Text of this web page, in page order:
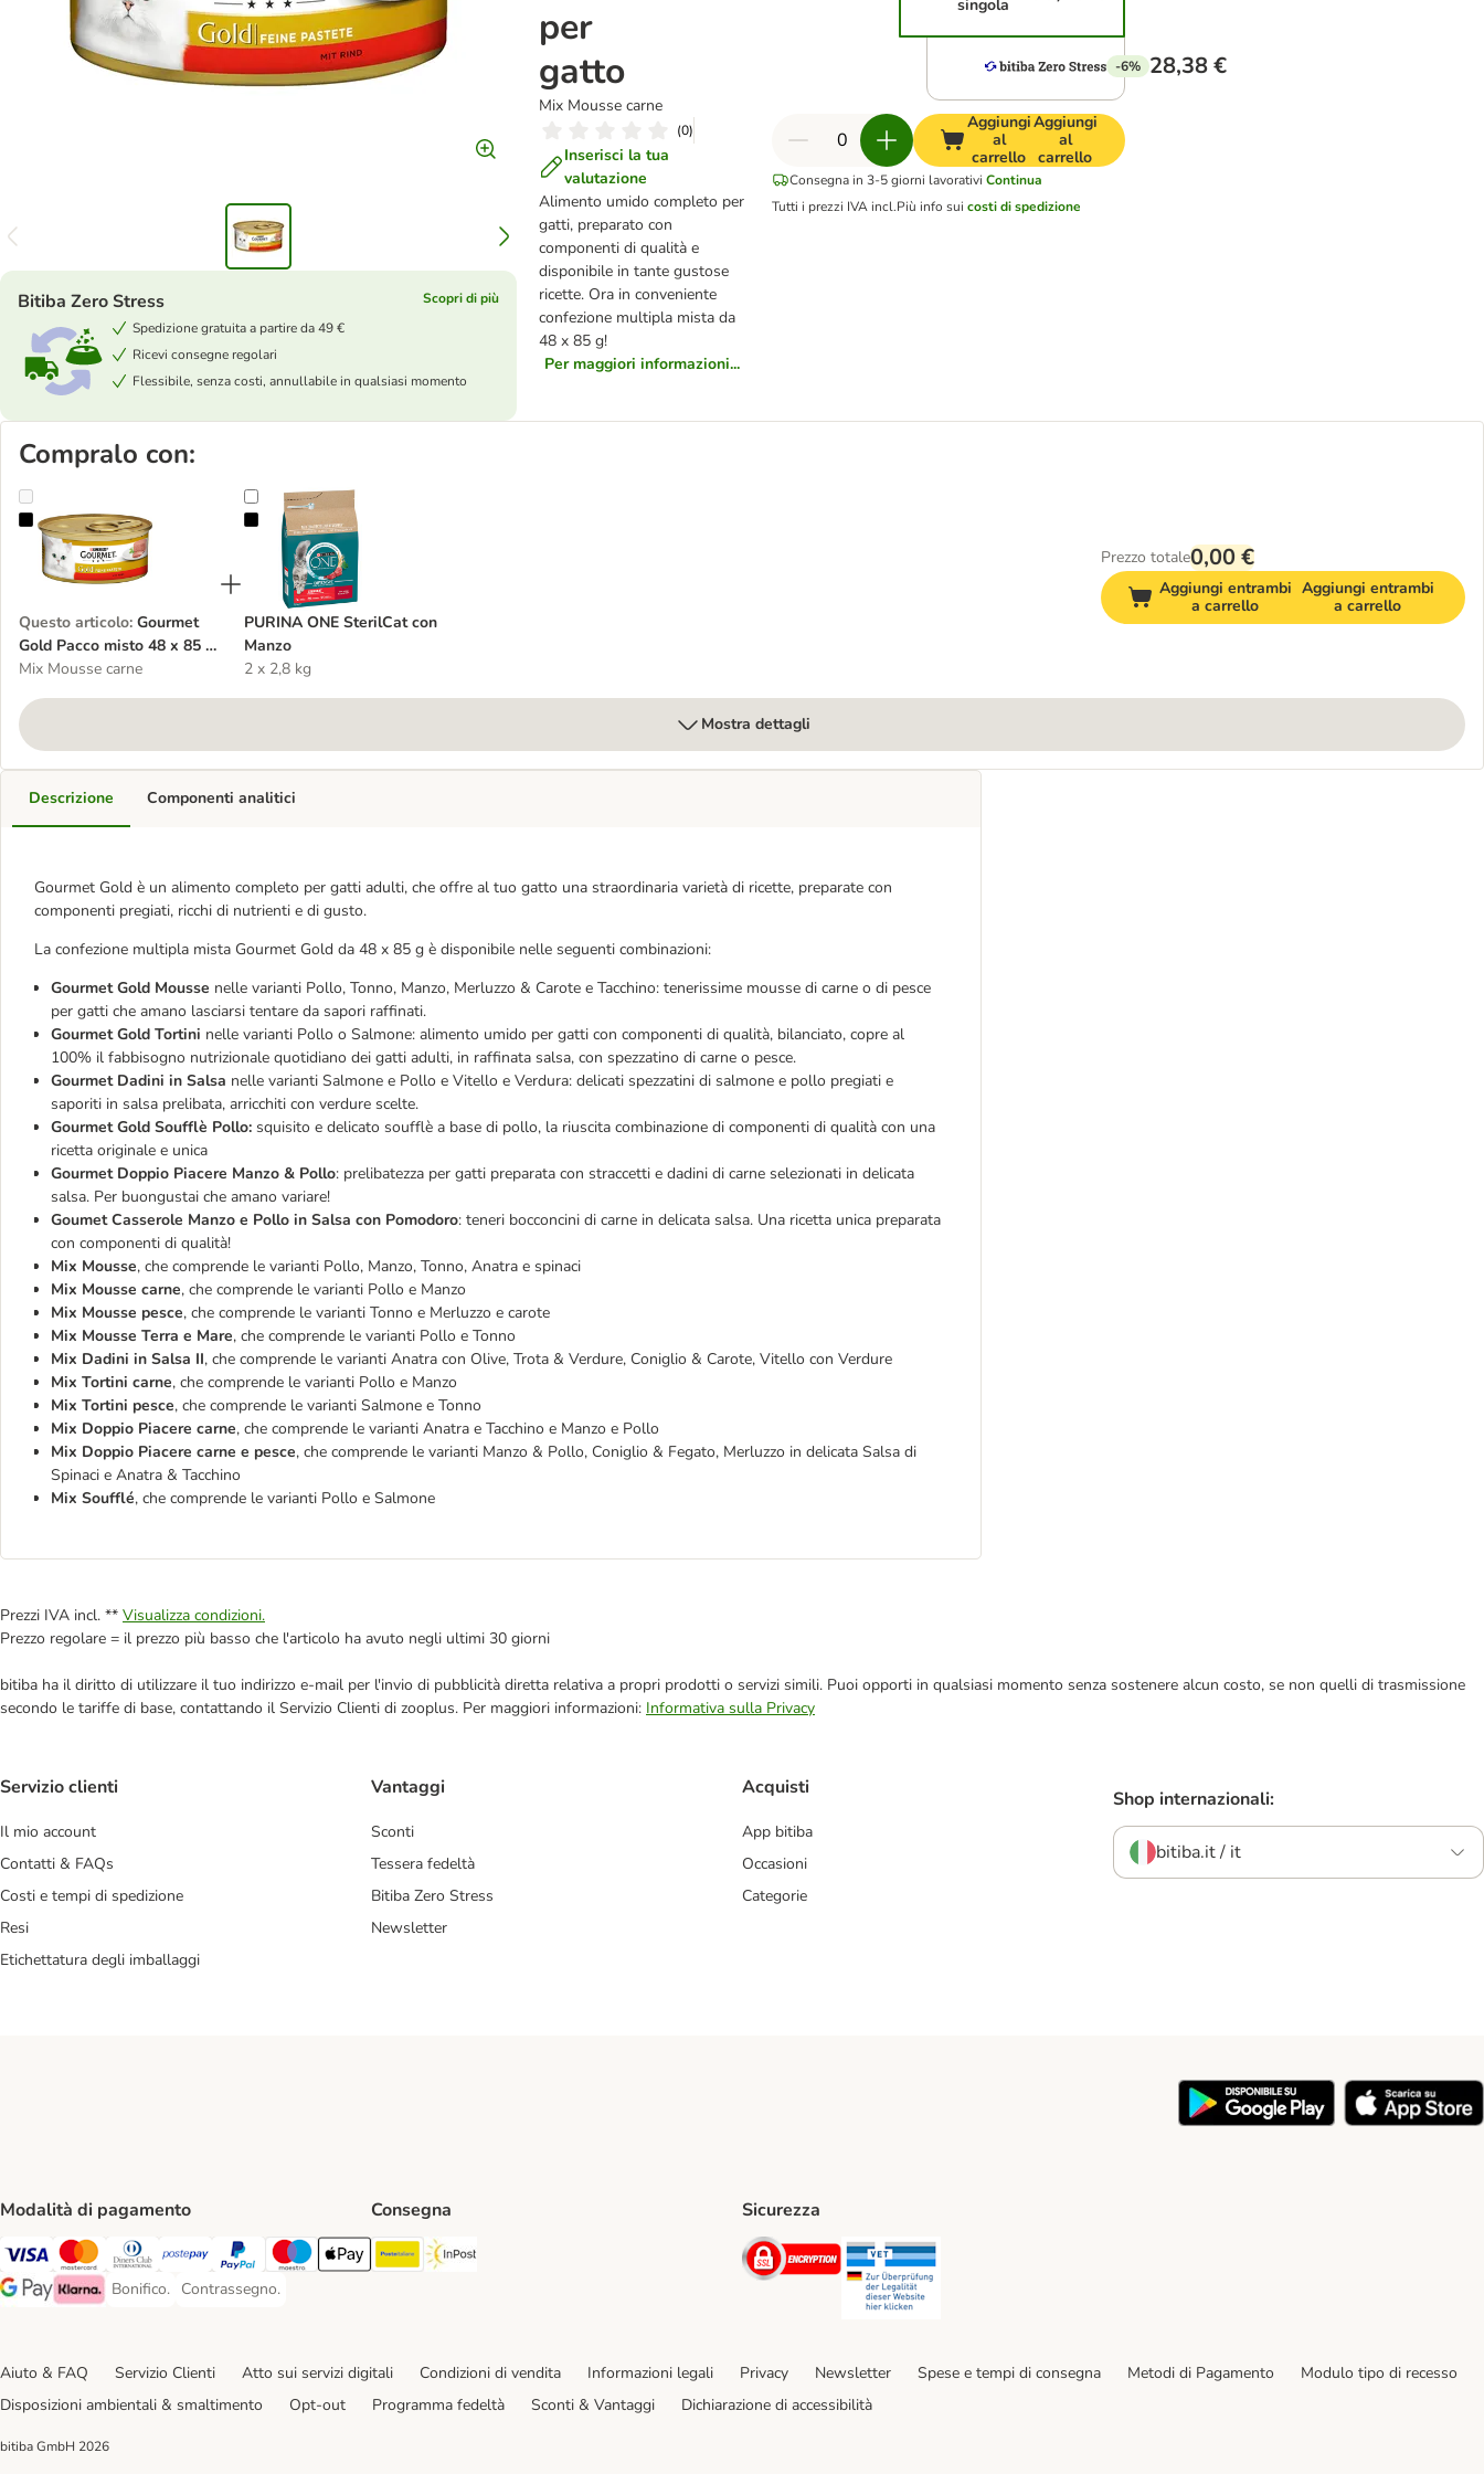
per
gatto
Mix Mousse carne
(0)
Inserisci la tua
valutazione
Alimento umido completo per
gatti, preparato con
componenti di qualità e
disponibile in tante gustose
ricette. Ora in conveniente
confezione multipla mista da
48 x 85 g!
Per maggiori informazioni...
Bitiba Zero Stress
Scopri di più
Spedizione gratuita a partire da 49 €
Ricevi consegne regolari
Flessibile, senza costi, annullabile in qualsiasi momento
singola
-6% 28,38 €
Aggiungi
al
carrello
Aggiungi
al
carrello
Consegna in 3-5 giorni lavorativi Continua
Tutti i prezzi IVA incl.Più info sui costi di spedizione
Compralo con:
Gourmet Gold Pacco misto 48 x 85 g Umido per gatto
Questo articolo: Gourmet
Gold Pacco misto 48 x 85 g
Umido per gatto
Mix Mousse carne
PURINA ONE SterilCat con Manzo
PURINA ONE SterilCat con
Manzo
2 x 2,8 kg
Prezzo totale0,00 €
Aggiungi entrambi
a carrello
Aggiungi entrambi
a carrello
Mostra dettagli
Descrizione
Gourmet Gold è un alimento completo per gatti adulti, che offre al tuo gatto una straordinaria varietà di ricette, preparate con
componenti pregiati, ricchi di nutrienti e di gusto.
La confezione multipla mista Gourmet Gold da 48 x 85 g è disponibile nelle seguenti combinazioni:
Gourmet Gold Mousse nelle varianti Pollo, Tonno, Manzo, Merluzzo & Carote e Tacchino: tenerissime mousse di carne o di pesce
per gatti che amano lasciarsi tentare da sapori raffinati.
Gourmet Gold Tortini nelle varianti Pollo o Salmone: alimento umido per gatti con componenti di qualità, bilanciato, copre al
100% il fabbisogno nutrizionale quotidiano dei gatti adulti, in raffinata salsa, con spezzatino di carne o pesce.
Gourmet Dadini in Salsa nelle varianti Salmone e Pollo e Vitello e Verdura: delicati spezzatini di salmone e pollo pregiati e
saporiti in salsa prelibata, arricchiti con verdure scelte.
Gourmet Gold Soufflè Pollo: squisito e delicato soufflè a base di pollo, la riuscita combinazione di componenti di qualità con una
ricetta originale e unica
Gourmet Doppio Piacere Manzo & Pollo: prelibatezza per gatti preparata con straccetti e dadini di carne selezionati in delicata
salsa. Per buongustai che amano variare!
Goumet Casserole Manzo e Pollo in Salsa con Pomodoro: teneri bocconcini di carne in delicata salsa. Una ricetta unica preparata
con componenti di qualità!
Mix Mousse, che comprende le varianti Pollo, Manzo, Tonno, Anatra e spinaci
Mix Mousse carne, che comprende le varianti Pollo e Manzo
Mix Mousse pesce, che comprende le varianti Tonno e Merluzzo e carote
Mix Mousse Terra e Mare, che comprende le varianti Pollo e Tonno
Mix Dadini in Salsa II, che comprende le varianti Anatra con Olive, Trota & Verdure, Coniglio & Carote, Vitello con Verdure
Mix Tortini carne, che comprende le varianti Pollo e Manzo
Mix Tortini pesce, che comprende le varianti Salmone e Tonno
Mix Doppio Piacere carne, che comprende le varianti Anatra e Tacchino e Manzo e Pollo
Mix Doppio Piacere carne e pesce, che comprende le varianti Manzo & Pollo, Coniglio & Fegato, Merluzzo in delicata Salsa di
Spinaci e Anatra & Tacchino
Mix Soufflé, che comprende le varianti Pollo e Salmone
Componenti analitici
Prezzi IVA incl. ** Visualizza condizioni.
Prezzo regolare = il prezzo più basso che l'articolo ha avuto negli ultimi 30 giorni
bitiba ha il diritto di utilizzare il tuo indirizzo e-mail per l'invio di pubblicità diretta relativa a propri prodotti o servizi simili. Puoi opporti in qualsiasi momento senza sostenere alcun costo, se non quelli di trasmissione
secondo le tariffe di base, contattando il Servizio Clienti di zooplus. Per maggiori informazioni: Informativa sulla Privacy
Servizio clienti
Il mio account
Contatti & FAQs
Costi e tempi di spedizione
Resi
Etichettatura degli imballaggi
Vantaggi
Sconti
Tessera fedeltà
Bitiba Zero Stress
Newsletter
Acquisti
App bitiba
Occasioni
Categorie
Shop internazionali:
bitiba.it / it
Modalità di pagamento
Visa. Payment Method
Mastercard. Payment Method
Diners Club. Payment Method
Postepay. Payment Method
PayPal. Payment Method
Maestro. Payment Method
Apple pay. Payment Method
Google Pay Payment Method
Klarna Payment Method
Bonifico.
Bonifico. Payment Method
Contrassegno.
Contrassegno. Payment Method
Consegna
Poste Italiane. Shipping Method
Sicurezza
Security
Aiuto & FAQ Servizio Clienti Atto sui servizi digitali Condizioni di vendita Informazioni legali Privacy Newsletter Spese e tempi di consegna Metodi di Pagamento
Modulo tipo di recesso
Disposizioni ambientali & smaltimento
Opt-out Programma fedeltà Sconti & Vantaggi Dichiarazione di accessibilità
bitiba GmbH 2026